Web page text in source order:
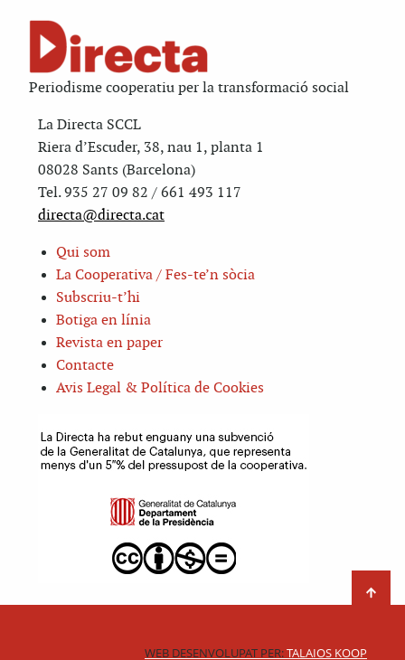
Periodisme cooperatiu per la transformació social
La Directa SCCL
Riera d’Escuder, 38, nau 1, planta 1
08028 Sants (Barcelona)
Tel. 935 27 09 82 / 661 493 117
directa@directa.cat
Qui som
La Cooperativa / Fes-te’n sòcia
Subscriu-t’hi
Botiga en línia
Revista en paper
Contacte
Avis Legal & Política de Cookies
WEB DESENVOLUPAT PER:TALAIOS KOOP